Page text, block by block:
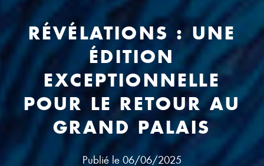
RÉVÉLATIONS : UNE
ÉDITION
EXCEPTIONNELLE
POUR LE RETOUR AU
GRAND PALAIS
Publié le 06/06/2025